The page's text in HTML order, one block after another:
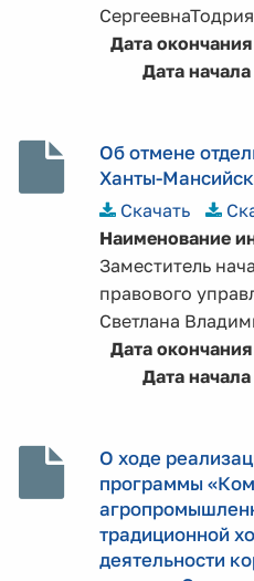
Дата
Дата
Об отмене
Ханты-
Скачать
Наименование
Заместитель
правового
Светлана
Дата
Дата
О ходе
программы
традиционной
деятельности